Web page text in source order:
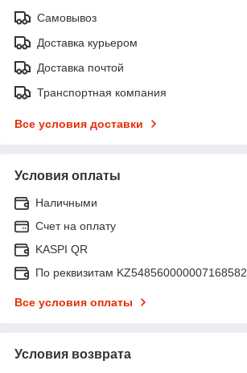
Самовывоз
Доставка курьером
Доставка почтой
Транспортная компания
Все условия доставки
Условия оплаты
Наличными
Счет на оплату
KASPI QR
По реквизитам KZ548560000007168582
Все условия оплаты
Условия возврата